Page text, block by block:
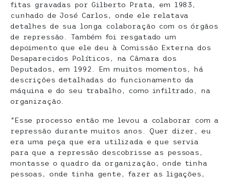
fitas gravadas por Gilberto Prata, em 1983,
cunhado de José Carlos, onde ele relatava
detalhes de sua longa colaboração com os órgãos
de repressão. Também foi resgatado um
depoimento que ele deu à Comissão Externa dos
Desaparecidos Políticos, na Câmara dos
Deputados, em 1992. Em muitos momentos, há
descrições detalhadas do funcionamento da
máquina e do seu trabalho, como infiltrado, na
organização.
“Esse processo então me levou a colaborar com a
repressão durante muitos anos. Quer dizer, eu
era uma peça que era utilizada e que servia
para que a repressão descobrisse as pessoas,
montasse o quadro da organização, onde tinha
pessoas, onde tinha gente, fazer as ligações,